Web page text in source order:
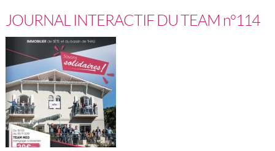
JOURNAL INTERACTIF DU TEAM n°114